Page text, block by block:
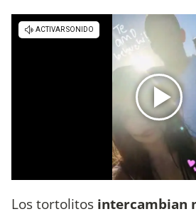
Los tortolitos intercambian